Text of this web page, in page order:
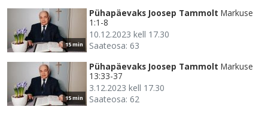
15 min
Pühapäevaks Joosep Tammolt Markuse
1:1-8
10.12.2023 kell 17.30
Saateosa: 63
15 min
Pühapäevaks Joosep Tammolt Markuse
13:33-37
3.12.2023 kell 17.30
Saateosa: 62